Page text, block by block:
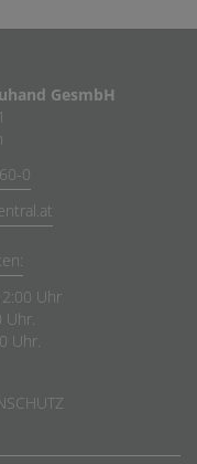
GesmbH
0
Uhr
Uhr.